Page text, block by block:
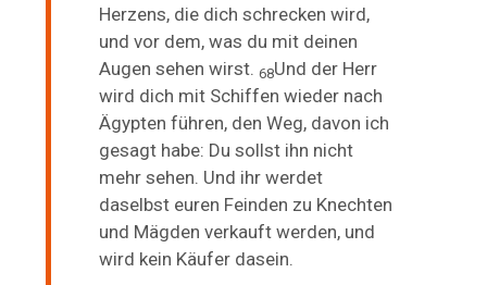
Herzens, die dich schrecken wird,
und vor dem, was du mit deinen
Augen sehen wirst.68Und der Herr
wird dich mit Schiffen wieder nach
Ägypten führen, den Weg, davon ich
gesagt habe: Du sollst ihn nicht
mehr sehen. Und ihr werdet
daselbst euren Feinden zu Knechten
und Mägden verkauft werden, und
wird kein Käufer dasein.